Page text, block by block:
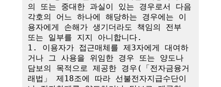
의 또는 중대한 과실이 있는 경우로서 다음
각호의 어느 하나에 해당하는 경우에는 이
용자에게 손해가 생기더라도 책임의 전부
또는 일부를 지지 아니합니다.
1. 이용자가 접근매체를 제3자에게 대여하
거나 그 사용을 위임한 경우 또는 양도나
담보의 목적으로 제공한 경우(「전자금융거
래법」 제18조에 따라 선불전자지급수단이